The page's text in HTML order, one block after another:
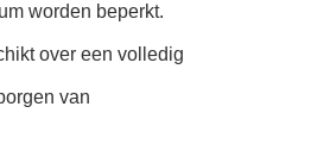
worden beperkt.
over een volledig
van